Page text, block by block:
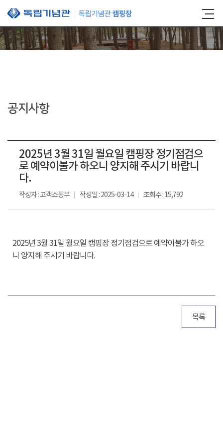
본문 바로가기
공지사항
2025년 3월 31일 월요일 캠핑장 정기점검으
로 예약이불가 하오니 양지해 주시기 바랍니
다.
작성자 : 고객소통부 작성일 : 2025-03-14 조회수 : 15,792
2025년 3월 31일 월요일 캠핑장 정기점검으로 예약이불가 하오
니 양지해 주시기 바랍니다.
목록